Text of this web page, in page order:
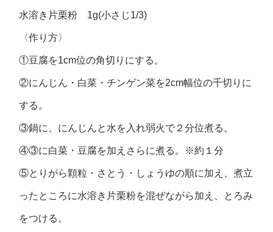
水溶き片栗粉 1g(小さじ1/3)
〈作り方〉
①豆腐を1cm位の角切りにする。
②にんじん・白菜・チンゲン菜を2cm幅位の千切りに
する。
③鍋に、にんじんと水を入れ弱火で２分位煮る。
④③に白菜・豆腐を加えさらに煮る。※約１分
⑤とりがら顆粒・さとう・しょうゆの順に加え、煮立
ったところに水溶き片栗粉を混ぜながら加え、とろみ
をつける。